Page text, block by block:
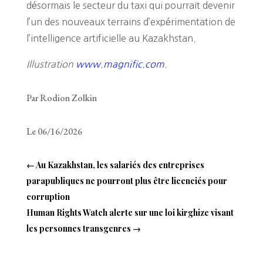
désormais le secteur du taxi qui pourrait devenir
l’un des nouveaux terrains d’expérimentation de
l’intelligence artificielle au Kazakhstan.
Illustration www.magnific.com.
Par Rodion Zolkin
Le 06/16/2026
←Au Kazakhstan, les salariés des entreprises
parapubliques ne pourront plus être licenciés pour
corruption
Human Rights Watch alerte sur une loi kirghize visant
les personnes transgenres →